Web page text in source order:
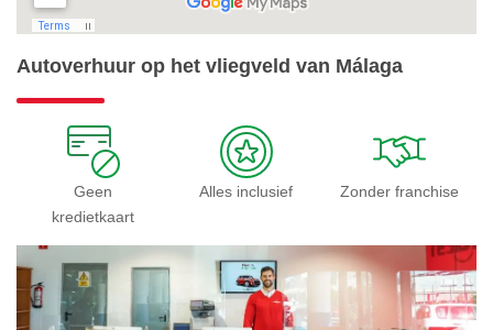
Autoverhuur op het vliegveld van Málaga
Geen
kredietkaart
Alles inclusief Zonder franchise